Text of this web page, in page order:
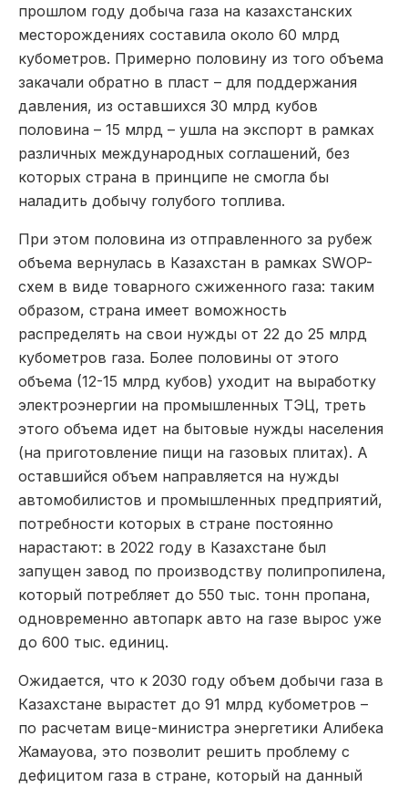
прошлом году добыча газа на казахстанских
месторождениях составила около 60 млрд
кубометров. Примерно половину из того объема
закачали обратно в пласт – для поддержания
давления, из оставшихся 30 млрд кубов
половина – 15 млрд – ушла на экспорт в рамках
различных международных соглашений, без
которых страна в принципе не смогла бы
наладить добычу голубого топлива.
При этом половина из отправленного за рубеж
объема вернулась в Казахстан в рамках SWOP-
схем в виде товарного сжиженного газа: таким
образом, страна имеет воможность
распределять на свои нужды от 22 до 25 млрд
кубометров газа. Более половины от этого
объема (12-15 млрд кубов) уходит на выработку
электроэнергии на промышленных ТЭЦ, треть
этого объема идет на бытовые нужды населения
(на приготовление пищи на газовых плитах). А
оставшийся объем направляется на нужды
автомобилистов и промышленных предприятий,
потребности которых в стране постоянно
нарастают: в 2022 году в Казахстане был
запущен завод по производству полипропилена,
который потребляет до 550 тыс. тонн пропана,
одновременно автопарк авто на газе вырос уже
до 600 тыс. единиц.
Ожидается, что к 2030 году объем добычи газа в
Казахстане вырастет до 91 млрд кубометров –
по расчетам вице-министра энергетики Алибека
Жамауова, это позволит решить проблему с
дефицитом газа в стране, который на данный